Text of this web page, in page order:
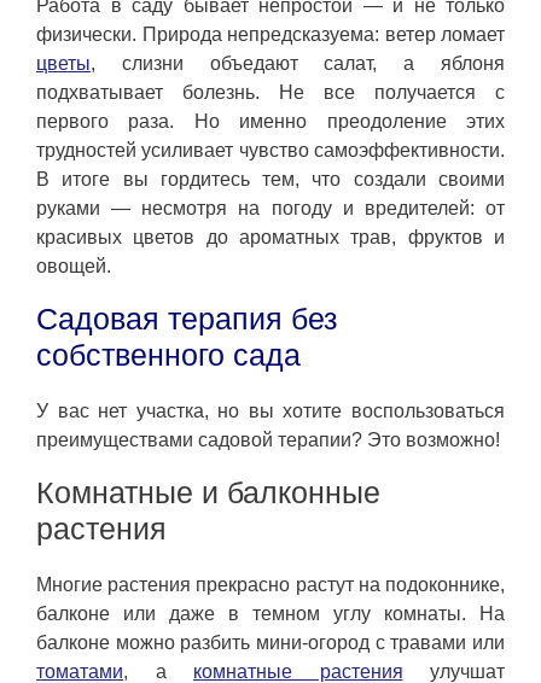
Работа в саду бывает непростой — и не только
физически. Природа непредсказуема: ветер ломает
цветы, слизни объедают салат, а яблоня
подхватывает болезнь. Не все получается с
первого раза. Но именно преодоление этих
трудностей усиливает чувство самоэффективности.
В итоге вы гордитесь тем, что создали своими
руками — несмотря на погоду и вредителей: от
красивых цветов до ароматных трав, фруктов и
овощей.
Садовая терапия без
собственного сада
У вас нет участка, но вы хотите воспользоваться
преимуществами садовой терапии? Это возможно!
Комнатные и балконные
растения
Многие растения прекрасно растут на подоконнике,
балконе или даже в темном углу комнаты. На
балконе можно разбить мини-огород с травами или
томатами, а комнатные растения улучшат